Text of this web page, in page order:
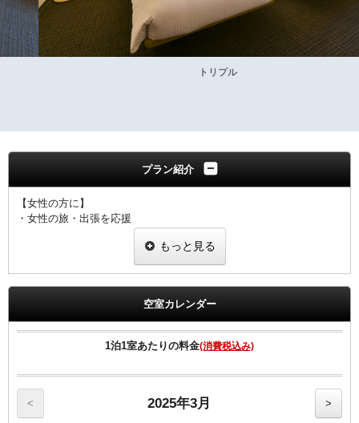
プラン紹介
【女性の方に】
・女性の旅・出張を応援
ピュアスマイル eyeしてる
ジュレーム ノンシリコンシャンプー・トリートメント
※内容については変更になることもあります。ご了承下さい。
完備。
・ご宿泊者様専用の大浴場をご利用いただけます。
もっと見る
空室カレンダー
1泊1室あたりの料金(消費税込み)
< 2025年3月 >